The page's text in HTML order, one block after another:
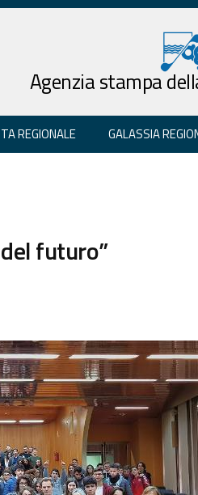
Agenzia stampa
REGIONALE GALASSIA
futuro”